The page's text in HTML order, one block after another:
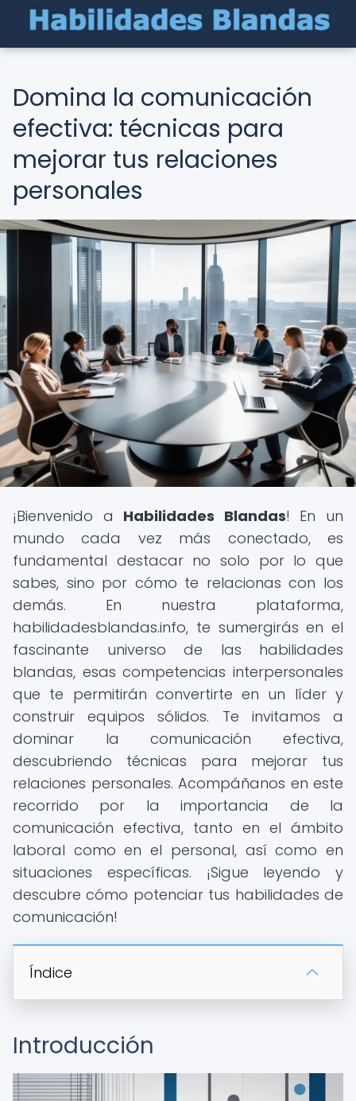
Domina la comunicación
efectiva: técnicas para
mejorar tus relaciones
personales
¡Bienvenido a Habilidades Blandas! En un
mundo cada vez más conectado, es
fundamental destacar no solo por lo que
sabes, sino por cómo te relacionas con los
demás. En nuestra plataforma,
habilidadesblandas.info, te sumergirás en el
fascinante universo de las habilidades
blandas, esas competencias interpersonales
que te permitirán convertirte en un líder y
construir equipos sólidos. Te invitamos a
dominar la comunicación efectiva,
descubriendo técnicas para mejorar tus
relaciones personales. Acompáñanos en este
recorrido por la importancia de la
comunicación efectiva, tanto en el ámbito
laboral como en el personal, así como en
situaciones específicas. ¡Sigue leyendo y
descubre cómo potenciar tus habilidades de
comunicación!
Índice
Introducción